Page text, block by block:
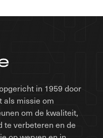
in 1959 door
als missie om
om de kwaliteit,
te verbeteren en de